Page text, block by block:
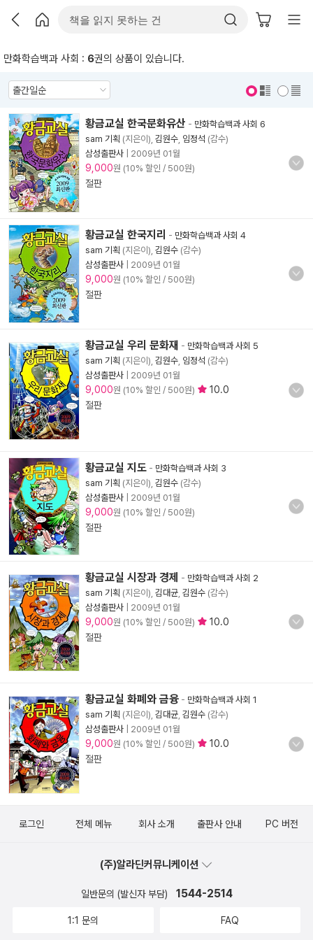
만화학습백과 사회 : 6권의 상품이 있습니다.
황금교실 한국문화유산 - 만화학습백과 사회 6
sam 기획 (지은이), 김원수 임정석 (감수)
삼성출판사
2009년 01월
9,000원 (10% 할인 / 500원)
절판
황금교실 한국지리 - 만화학습백과 사회 4
sam 기획 (지은이), 김원수 (감수)
삼성출판사
2009년 01월
9,000원 (10% 할인 / 500원)
절판
황금교실 우리 문화재 - 만화학습백과 사회 5
sam 기획 (지은이), 김원수 임정석 (감수)
삼성출판사
2009년 01월
9,000원 (10% 할인 / 500원)
10.0
절판
황금교실 지도 - 만화학습백과 사회 3
sam 기획 (지은이), 김원수 (감수)
삼성출판사
2009년 01월
9,000원 (10% 할인 / 500원)
절판
황금교실 시장과 경제 - 만화학습백과 사회 2
sam 기획 (지은이), 김대균 김원수 (감수)
삼성출판사
2009년 01월
9,000원 (10% 할인 / 500원)
10.0
절판
황금교실 화폐와 금융 - 만화학습백과 사회 1
sam 기획 (지은이), 김대균 김원수 (감수)
삼성출판사
2009년 01월
9,000원 (10% 할인 / 500원)
10.0
절판
로그인 전체 메뉴 회사 소개 출판사 안내 PC 버전
(주)알라딘커뮤니케이션
일반문의 (발신자 부담) 1544-2514
1:1 문의 FAQ